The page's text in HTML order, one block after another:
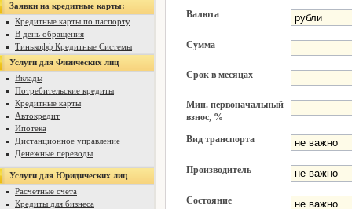
Заявки на кредитные карты:
Кредитные карты по паспорту
В день обращения
Тинькофф Кредитные Системы
Услуги для Физических лиц
Вклады
Потребительские кредиты
Кредитные карты
Автокредит
Ипотека
Дистанционное управление
Денежные переводы
Услуги для Юридических лиц
Расчетные счета
Кредиты для бизнеса
Валюта
Сумма
Срок в месяцах
Мин. первоначальный
взнос, %
Вид транспорта
Производитель
Состояние